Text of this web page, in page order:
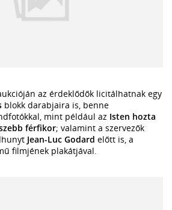
az érdeklődők licitálhatnak egy
blokk darabjaira is, benne
mint például az Isten hozta
férfikor; valamint a szervezők
Jean-Luc Godard előtt is, a
filmjének plakátjával.